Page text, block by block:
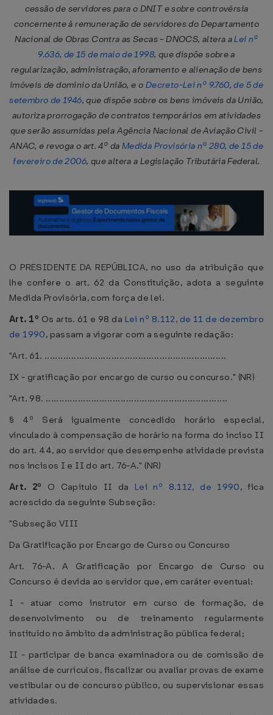
cessão de servidores para o DNIT e sobre controvérsia
concernente à remuneração de servidores do Departamento
Nacional de Obras Contra as Secas - DNOCS, altera aLei nº
9.636, de 15 de maio de 1998, que dispõe sobre a
regularização, administração, aforamento e alienação de bens
imóveis de domínio da União, e o Decreto-Lei nº 9.760, de 5 de
setembro de 1946, que dispõe sobre os bens imóveis da União,
autoriza prorrogação de contratos temporários em atividades
que serão assumidas pela Agência Nacional de Aviação Civil -
ANAC, e revoga o art. 4º da Medida Provisória nº 280, de 15 de
fevereiro de 2006, que altera a Legislação Tributária Federal.
O PRESIDENTE DA REPÚBLICA, no uso da atribuição que
lhe confere o art. 62 da Constituição, adota a seguinte
Medida Provisória, com força de lei.
Art. 1º Os arts. 61 e 98 da Lei nº 8.112, de 11 de dezembro
de 1990, passam a vigorar com a seguinte redação:
"Art. 61. ....................................................................
IX - gratificação por encargo de curso ou concurso." (NR)
"Art. 98. ....................................................................
§ 4º Será igualmente concedido horário especial,
vinculado à compensação de horário na forma do inciso II
do art. 44, ao servidor que desempenhe atividade prevista
nos incisos I e II do art. 76-A." (NR)
Art. 2º O Capítulo II da Lei nº 8.112, de 1990, fica
acrescido da seguinte Subseção:
"Subseção VIII
Da Gratificação por Encargo de Curso ou Concurso
Art. 76-A. A Gratificação por Encargo de Curso ou
Concurso é devida ao servidor que, em caráter eventual:
I - atuar como instrutor em curso de formação, de
desenvolvimento ou de treinamento regularmente
instituído no âmbito da administração pública federal;
II - participar de banca examinadora ou de comissão de
análise de currículos, fiscalizar ou avaliar provas de exame
vestibular ou de concurso público, ou supervisionar essas
atividades.